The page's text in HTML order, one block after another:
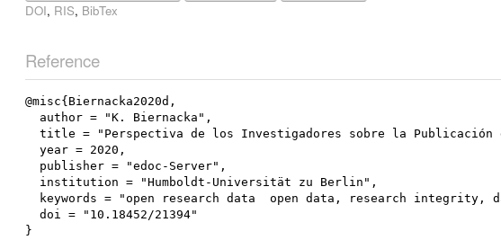
DOI, RIS, BibTex
Reference
@misc{Biernacka2020d,